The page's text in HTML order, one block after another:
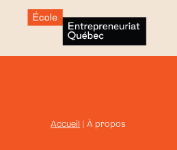
Accueil |À propos